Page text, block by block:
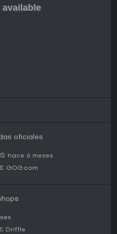
oficiales
hace 6 meses
GOG.com
Driffle